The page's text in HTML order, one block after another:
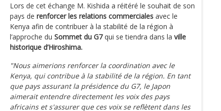
Lors de cet échange M. Kishida a réitéré le souhait de son
pays de renforcer les relations commerciales avec le
Kenya afin de contribuer à la stabilité de la région à
l’approche du Sommet du G7qui se tiendra dans la ville
historique d’Hiroshima.
"Nous aimerions renforcer la coordination avec le
Kenya, qui contribue à la stabilité de la région. En tant
que pays assurant la présidence du G7, le Japon
aimerait entendre directement les voix des pays
africains et s'assurer que ces voix se reflètent dans les